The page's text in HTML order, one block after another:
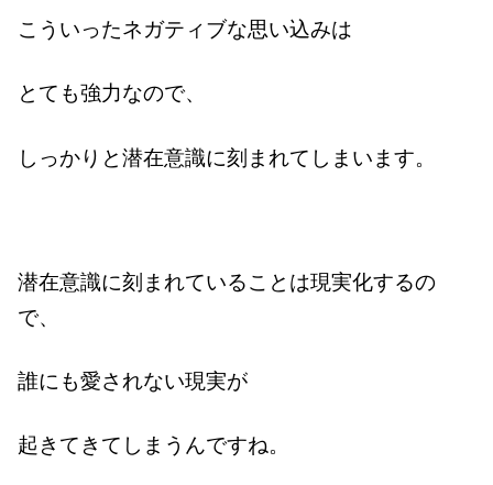
こういったネガティブな思い込みは
とても強力なので、
しっかりと潜在意識に刻まれてしまいます。
潜在意識に刻まれていることは現実化するの
で、
誰にも愛されない現実が
起きてきてしまうんですね。